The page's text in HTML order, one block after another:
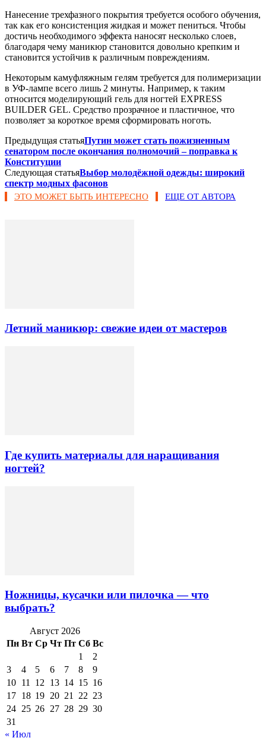
Нанесение трехфазного покрытия требуется особого обучения,
так как его консистенция жидкая и может пениться. Чтобы
достичь необходимого эффекта наносят несколько слоев,
благодаря чему маникюр становится довольно крепким и
становится устойчив к различным повреждениям.
Некоторым камуфляжным гелям требуется для полимеризации
в УФ-лампе всего лишь 2 минуты. Например, к таким
относится моделирующий гель для ногтей EXPRESS
BUILDER GEL. Средство прозрачное и пластичное, что
позволяет за короткое время сформировать ноготь.
Предыдущая статьяПутин может стать пожизненным
сенатором после окончания полномочий – поправка к
Конституции
Следующая статьяВыбор молодёжной одежды: широкий
спектр модных фасонов
ЭТО МОЖЕТ БЫТЬ ИНТЕРЕСНО ЕЩЕ ОТ АВТОРА
Летний маникюр: свежие идеи от мастеров
Где купить материалы для наращивания
ногтей?
Ножницы, кусачки или пилочка — что
выбрать?
Август 2026
Пн Вт Ср Чт Пт Сб Вс
1
2
3
4 5 6 7 8
9
10 11 12 13 14 15 16
17 18 19 20 21 22 23
24 25 26 27 28 29 30
31
« Июл